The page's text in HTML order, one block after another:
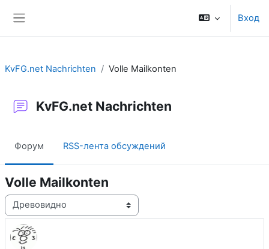
Вход
KvFG.net Nachrichten Volle Mailkonten
KvFG.net Nachrichten
Форум RSS-лента обсуждений
Volle Mailkonten
Режим отображения